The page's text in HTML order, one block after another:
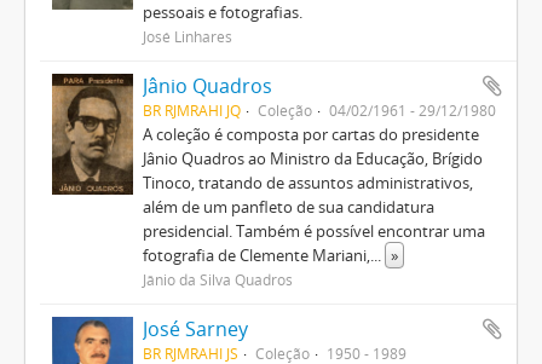
pessoais e fotografias.
José Linhares
Jânio Quadros
BR RJMRAHI JQ Coleção 04/02/1961 - 29/12/1980
A coleção é composta por cartas do presidente
Jânio Quadros ao Ministro da Educação, Brígido
Tinoco, tratando de assuntos administrativos,
além de um panfleto de sua candidatura
presidencial. Também é possível encontrar uma
fotografia de Clemente Mariani,... »
Jânio da Silva Quadros
José Sarney
BR RJMRAHI JS Coleção 1950 - 1989